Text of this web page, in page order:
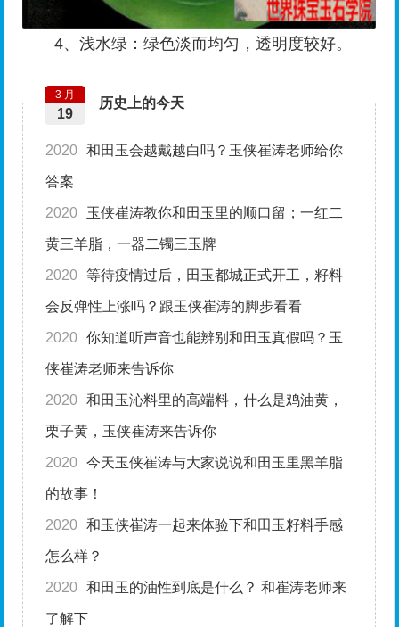
4、浅水绿：绿色淡而均匀，透明度较好。
历史上的今天
3 月
19
2020 和田玉会越戴越白吗？玉侠崔涛老师给你
答案
2020 玉侠崔涛教你和田玉里的顺口留；一红二
黄三羊脂，一器二镯三玉牌
2020 等待疫情过后，田玉都城正式开工，籽料
会反弹性上涨吗？跟玉侠崔涛的脚步看看
2020 你知道听声音也能辨别和田玉真假吗？玉
侠崔涛老师来告诉你
2020 和田玉沁料里的高端料，什么是鸡油黄，
栗子黄，玉侠崔涛来告诉你
2020 今天玉侠崔涛与大家说说和田玉里黑羊脂
的故事！
2020 和玉侠崔涛一起来体验下和田玉籽料手感
怎么样？
2020 和田玉的油性到底是什么？ 和崔涛老师来
了解下